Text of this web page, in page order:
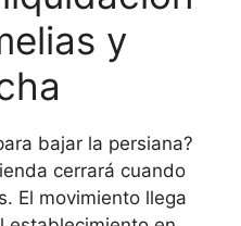
y
bajar la persiana?
cerrará cuando
El movimiento llega